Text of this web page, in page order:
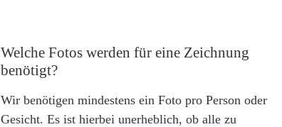
Welche Fotos werden für eine Zeichnung
benötigt?
Wir benötigen mindestens ein Foto pro Person oder
Gesicht. Es ist hierbei unerheblich, ob alle zu